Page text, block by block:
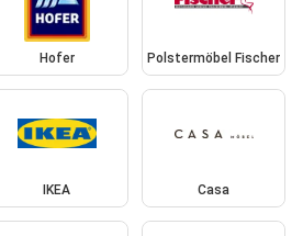
Hofer Polstermöbel Fischer
IKEA Casa